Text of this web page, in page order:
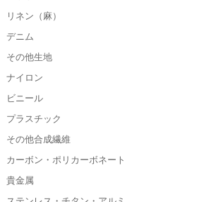
リネン（麻）
デニム
その他生地
ナイロン
ビニール
プラスチック
その他合成繊維
カーボン・ポリカーボネート
貴金属